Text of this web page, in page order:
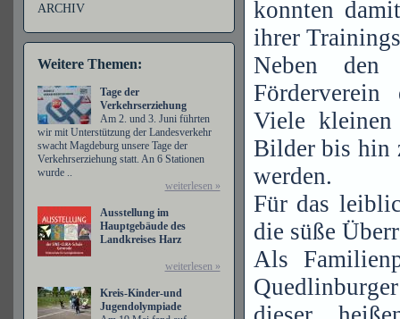
ARCHIV
Weitere Themen:
Tage der
Verkehrserziehung
Am 2. und 3. Juni führten
wir mit Unterstützung der Landesverkehr
swacht Magdeburg unsere Tage der
Verkehrserziehung statt. An 6 Stationen
wurde ..
weiterlesen »
Ausstellung im
Hauptgebäude des
Landkreises Harz
weiterlesen »
Kreis-Kinder-und
Jugendolympiade
konnten
ihrer
Neben den
Förderverein
Viele
Bilder bis hin
werden.
Für das
die süße
Als